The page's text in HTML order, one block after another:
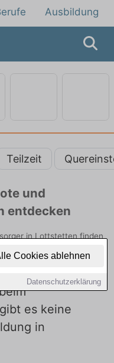
Cookies ablehnen
Datenschutzerklärung
Ausbildung
Teilzeit
und
entdecken
in Lottstetten finden
freie Optionen von Top-
heute.
es keine
in